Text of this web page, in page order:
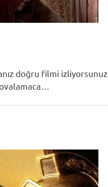
doğru filmi izliyorsunuz.